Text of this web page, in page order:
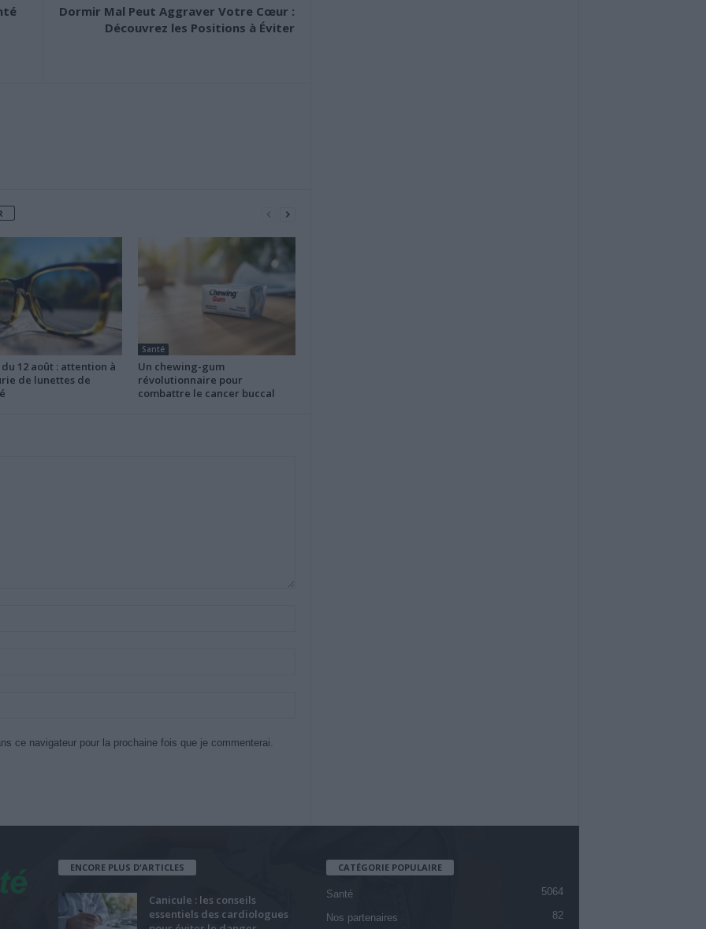
Dormir Mal Peut Aggraver Votre Cœur :
Découvrez les Positions à Éviter
du 12 août : attention à
de lunettes de
Santé
Un chewing-gum
révolutionnaire pour
combattre le cancer buccal
ce navigateur pour la prochaine fois que je commenterai.
ENCORE PLUS D'ARTICLES
Canicule : les conseils
essentiels des cardiologues
CATÉGORIE POPULAIRE
Santé 5064
Nos partenaires 82